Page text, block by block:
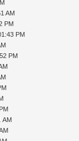
AM
PM
PM
PM
AM